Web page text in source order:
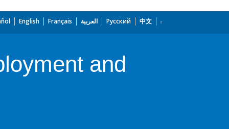
English Français العربية Русский 中文
and